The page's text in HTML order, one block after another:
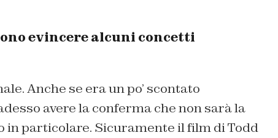
evincere alcuni concetti
Anche se era un po’ scontato
avere la conferma che non sarà la
in particolare. Sicuramente il film di Todd